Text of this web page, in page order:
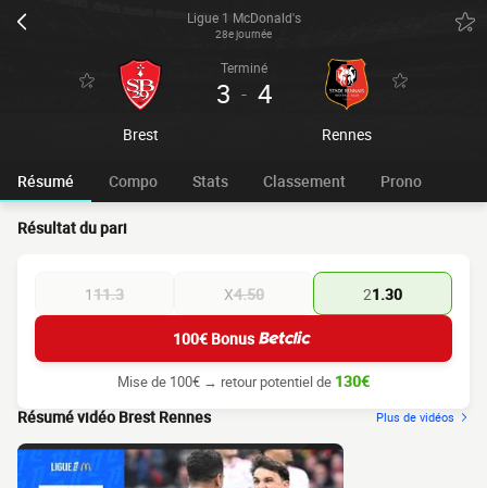
Ligue 1 McDonald's
28e journée
Brest
Terminé
3 - 4
Rennes
Résumé Compo Stats Classement Prono
Résultat du pari
111.3 X4.50 21.30
100€ Bonus
Mise de 100€ → retour potentiel de 130€
Résumé vidéo Brest Rennes
Plus de vidéos